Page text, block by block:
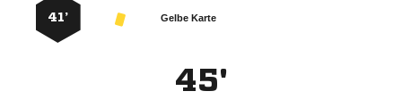
Gelbe Karte
41’
45'